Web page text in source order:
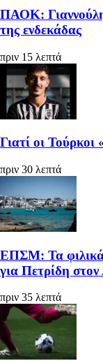
ΠΑΟΚ:
της ενδεκάδας
πριν 15 λεπτά
Γιατί οι Τούρκοι
πριν 30 λεπτά
ΕΠΣΜ: Τα
για Πετρίδη στον
πριν 35 λεπτά